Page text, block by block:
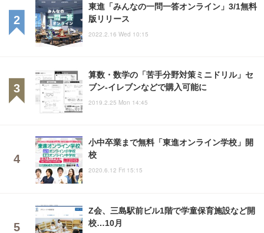
東進「みんなの一問一答オンライン」3/1無料
版リリース
2022.2.16 Wed 10:15
算数・数学の「苦手分野対策ミニドリル」セ
ブン-イレブンなどで購入可能に
2019.2.25 Mon 14:45
小中卒業まで無料「東進オンライン学校」開
校
2020.6.12 Fri 15:15
Z会、三島駅前ビル1階で学童保育施設など開
校…10月